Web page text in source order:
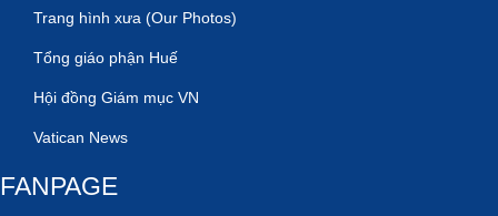
Trang hình xưa (Our Photos)
Tổng giáo phận Huế
Hội đồng Giám mục VN
Vatican News
FANPAGE